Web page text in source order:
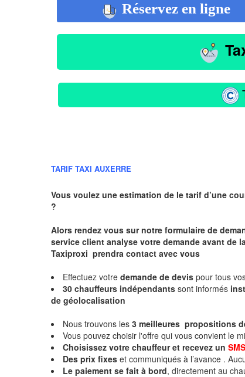
Réservez en ligne
TARIF TAXI AUXERRE
Vous voulez une estimation de le tarif d’une
?
Alors rendez vous sur notre formulaire de
service client analyse votre demande avant de
Taxiproxi prendra contact avec vous
Effectuez votre demande de devis pour tous
30 chauffeurs indépendants sont informés
de géolocalisation
Nous trouvons les 3 meilleures propositions
Vous pouvez choisir l'offre qui vous convient le
Choisissez votre chauffeur et recevez un SMS
Des prix fixes et communiqués à l’avance .
Le paiement se fait à bord, directement au